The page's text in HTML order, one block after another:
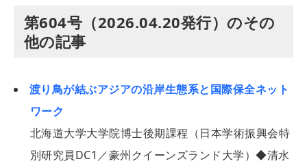
第604号（2026.04.20発行）のその
他の記事
渡り鳥が結ぶアジアの沿岸生態系と国際保全ネット
ワーク
北海道大学大学院博士後期課程（日本学術振興会特
別研究員DC1／豪州クイーンズランド大学）◆清水